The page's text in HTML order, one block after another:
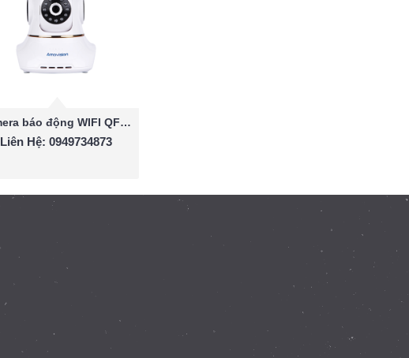
Camera báo động WIFI QF517
Liên Hệ: 0949734873